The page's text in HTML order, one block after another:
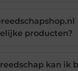
producten?
kan ik